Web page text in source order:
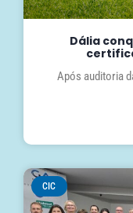
Dália
Após auditoria
CIC